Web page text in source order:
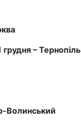
– Тернопіль
Волинський